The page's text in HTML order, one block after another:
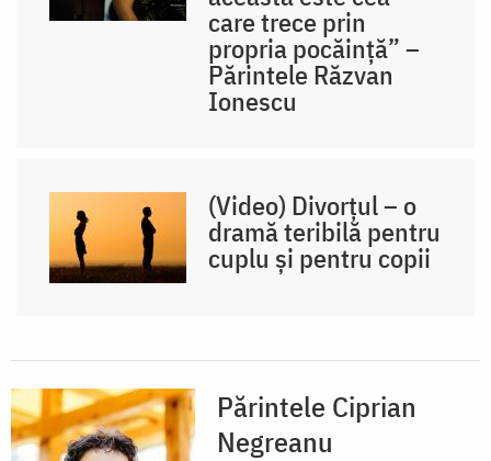
care trece prin
propria pocăință” –
Părintele Răzvan
Ionescu
(Video) Divorțul – o
dramă teribilă pentru
cuplu și pentru copii
Părintele Ciprian
Negreanu